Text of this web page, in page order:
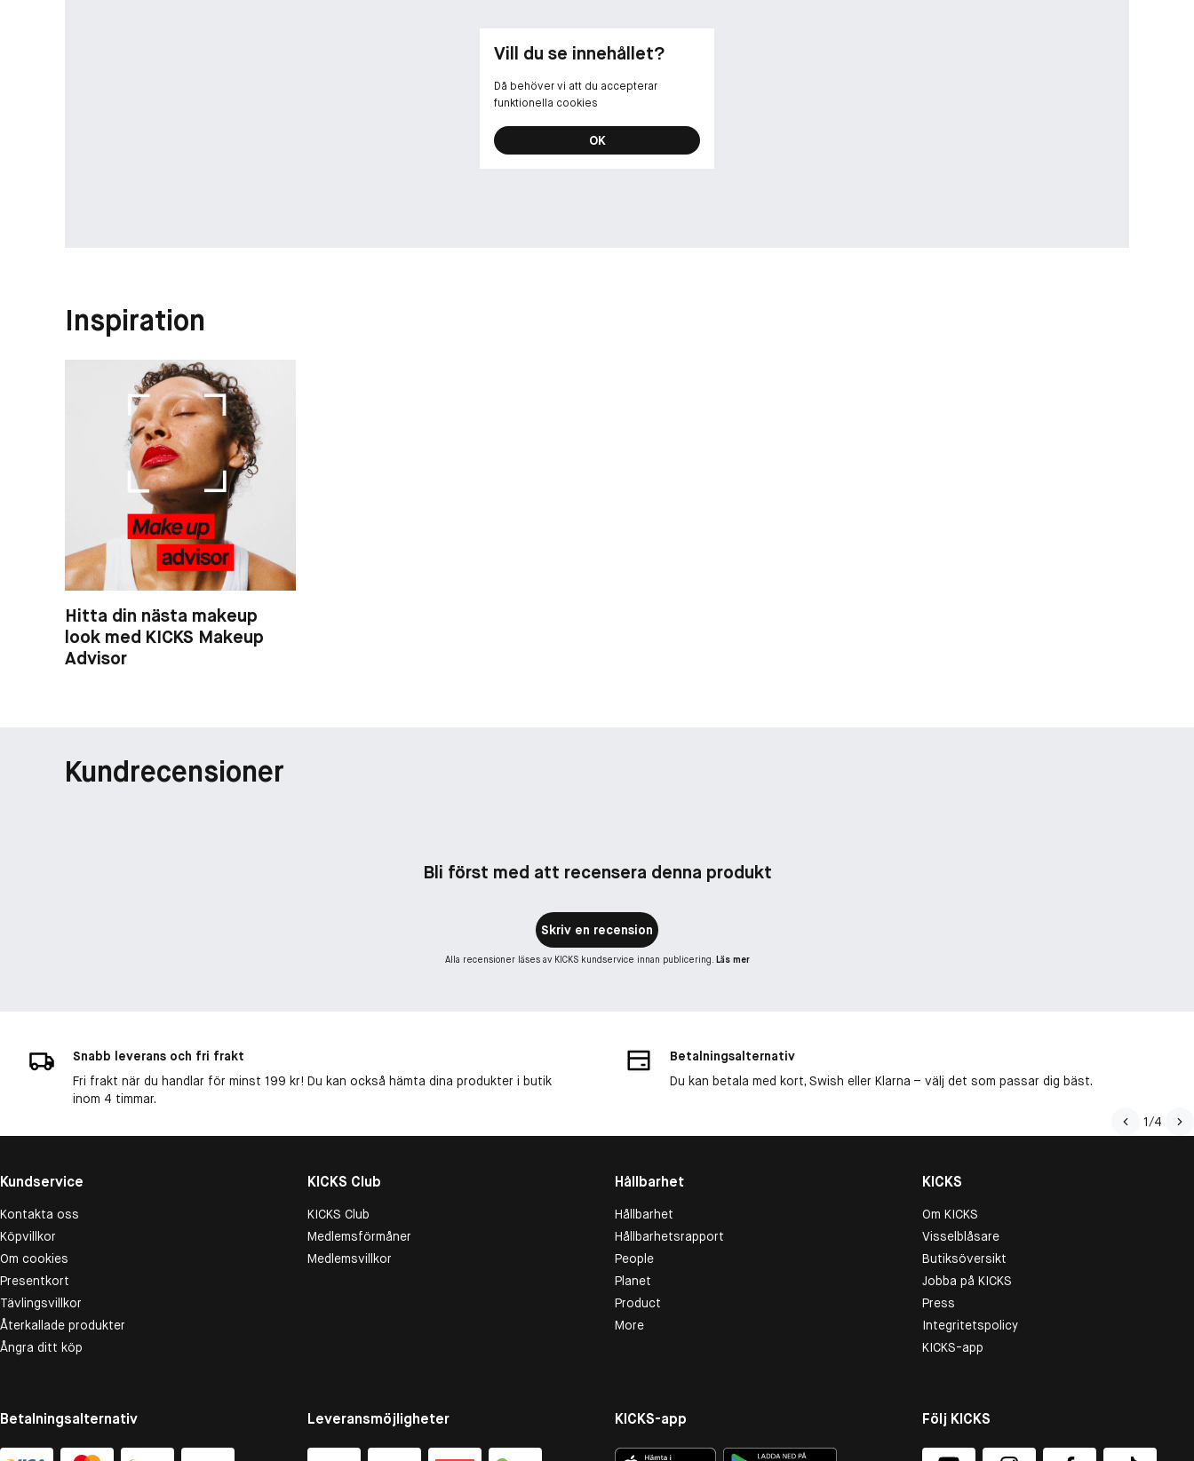
Vill du se innehållet?
Då behöver vi att du accepterar
funktionella cookies
OK
Inspiration
Hitta din nästa makeup
look med KICKS Makeup
Advisor
Kundrecensioner
Bli först med att recensera denna produkt
Skriv en recension
Alla recensioner läses av KICKS kundservice innan publicering. Läs mer
Snabb leverans och fri frakt
Fri frakt när du handlar för minst 199 kr! Du kan också hämta dina produkter i butik
inom 4 timmar.
Betalningsalternativ
Du kan betala med kort, Swish eller Klarna – välj det som passar dig bäst.
1/4
Kundservice
Kontakta oss
Köpvillkor
Om cookies
Presentkort
Tävlingsvillkor
Återkallade produkter
Ångra ditt köp
KICKS Club
KICKS Club
Medlemsförmåner
Medlemsvillkor
Hållbarhet
Hållbarhet
Hållbarhetsrapport
People
Planet
Product
More
KICKS
Om KICKS
Visselblåsare
Butiksöversikt
Jobba på KICKS
Press
Integritetspolicy
KICKS-app
Betalningsalternativ Leveransmöjligheter KICKS-app Följ KICKS